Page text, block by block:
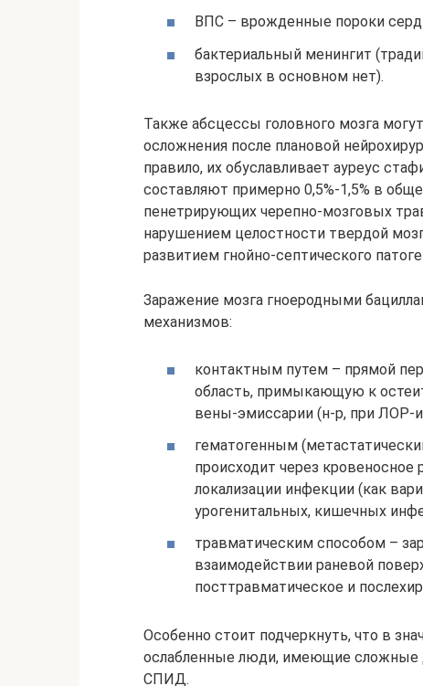
ВПС – врожденные пороки
бактериальный менингит
взрослых в основном нет).
Также абсцессы головного мозга
осложнения после плановой
правило, их обуславливает ауреус
составляют примерно 0,5%-1,5% в
пенетрирующих черепно-мозговых
нарушением целостности твердой
развитием гнойно-септического
Заражение мозга гноеродными
механизмов:
контактным путем – прямой
область, примыкающую к
вены-эмиссарии (н-р, при ЛОР-
гематогенным
происходит через кровеносное
локализации инфекции (как
урогенитальных, кишечных
травматическим способом –
взаимодействии раневой
посттравматическое и
Особенно стоит подчеркнуть, что в
ослабленные люди, имеющие сложные
СПИД.